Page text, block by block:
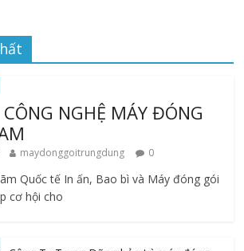
NGHỆ MÁY ĐÓNG
maydonggoitrungdung 0
Quốc tế In ấn, Bao bì và Máy đóng gói
cơ hội cho